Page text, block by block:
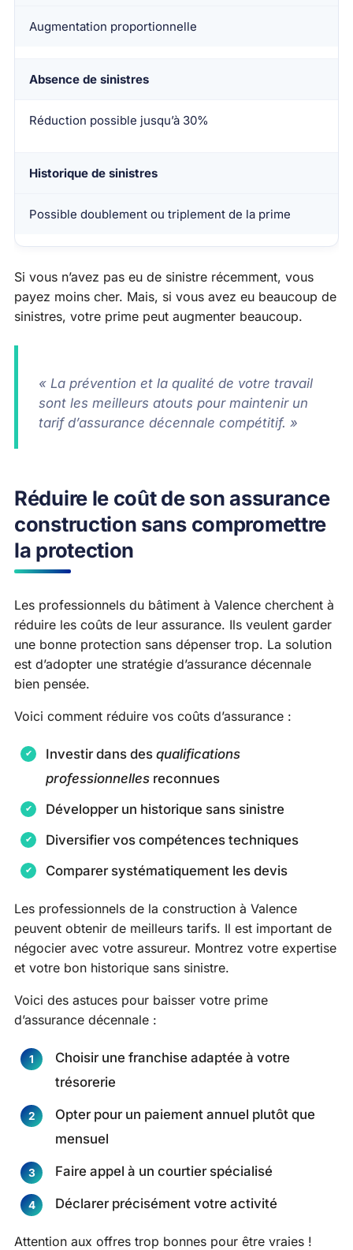
Augmentation proportionnelle
Absence de sinistres
Réduction possible jusqu’à 30%
Historique de sinistres
Possible doublement ou triplement de la prime
Si vous n’avez pas eu de sinistre récemment, vous
payez moins cher. Mais, si vous avez eu beaucoup de
sinistres, votre prime peut augmenter beaucoup.
« La prévention et la qualité de votre travail
sont les meilleurs atouts pour maintenir un
tarif d’assurance décennale compétitif. »
Réduire le coût de son assurance
construction sans compromettre
la protection
Les professionnels du bâtiment à Valence cherchent à
réduire les coûts de leur assurance. Ils veulent garder
une bonne protection sans dépenser trop. La solution
est d’adopter une stratégie d’assurance décennale
bien pensée.
Voici comment réduire vos coûts d’assurance :
Investir dans des qualifications
professionnelles reconnues
Développer un historique sans sinistre
Diversifier vos compétences techniques
Comparer systématiquement les devis
Les professionnels de la construction à Valence
peuvent obtenir de meilleurs tarifs. Il est important de
négocier avec votre assureur. Montrez votre expertise
et votre bon historique sans sinistre.
Voici des astuces pour baisser votre prime
d’assurance décennale :
Choisir une franchise adaptée à votre
trésorerie
Opter pour un paiement annuel plutôt que
mensuel
Faire appel à un courtier spécialisé
Déclarer précisément votre activité
Attention aux offres trop bonnes pour être vraies !